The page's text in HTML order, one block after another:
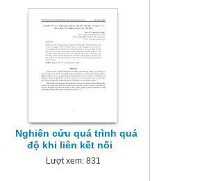
Nghiên cứu quá trình quá
độ khi liên kết nối
Lượt xem: 831